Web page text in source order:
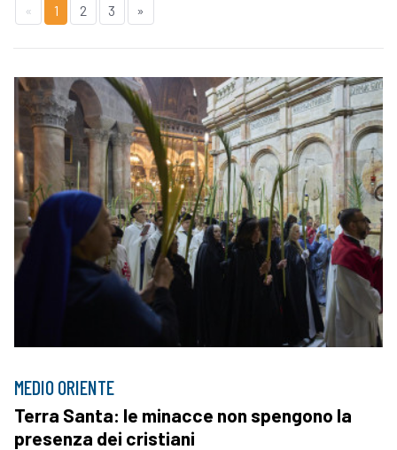
« 1 2 3 »
MEDIO ORIENTE
Terra Santa: le minacce non spengono la
presenza dei cristiani